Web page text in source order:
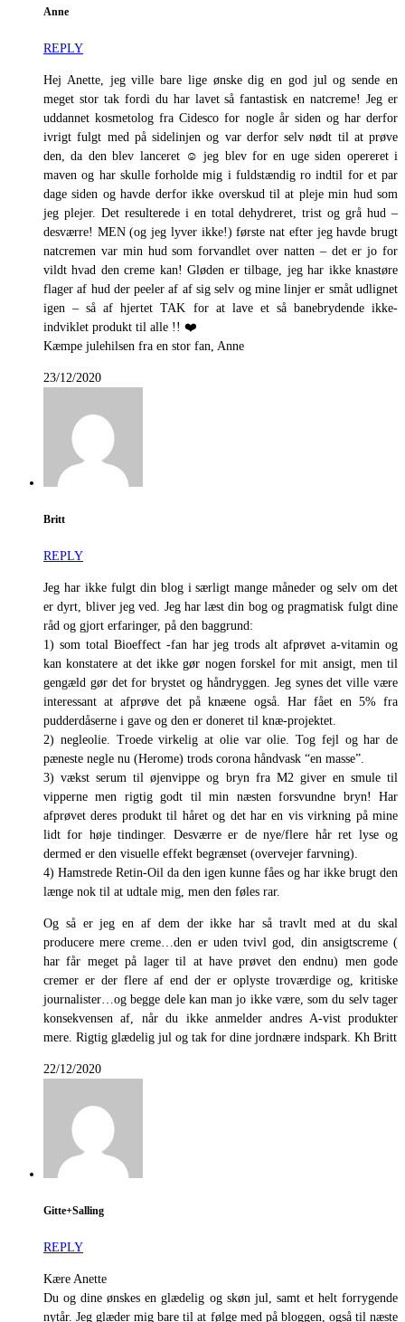
Anne
REPLY
Hej Anette, jeg ville bare lige ønske dig en god jul og sende en
meget stor tak fordi du har lavet så fantastisk en natcreme! Jeg er
uddannet kosmetolog fra Cidesco for nogle år siden og har derfor
ivrigt fulgt med på sidelinjen og var derfor selv nødt til at prøve
den, da den blev lanceret ☺️ jeg blev for en uge siden opereret i
maven og har skulle forholde mig i fuldstændig ro indtil for et par
dage siden og havde derfor ikke overskud til at pleje min hud som
jeg plejer. Det resulterede i en total dehydreret, trist og grå hud –
desværre! MEN (og jeg lyver ikke!) første nat efter jeg havde brugt
natcremen var min hud som forvandlet over natten – det er jo for
vildt hvad den creme kan! Gløden er tilbage, jeg har ikke knastøre
flager af hud der peeler af af sig selv og mine linjer er småt udlignet
igen – så af hjertet TAK for at lave et så banebrydende ikke-
indviklet produkt til alle !! ❤️
Kæmpe julehilsen fra en stor fan, Anne
23/12/2020
Britt
REPLY
Jeg har ikke fulgt din blog i særligt mange måneder og selv om det
er dyrt, bliver jeg ved. Jeg har læst din bog og pragmatisk fulgt dine
råd og gjort erfaringer, på den baggrund:
1) som total Bioeffect -fan har jeg trods alt afprøvet a-vitamin og
kan konstatere at det ikke gør nogen forskel for mit ansigt, men til
gengæld gør det for brystet og håndryggen. Jeg synes det ville være
interessant at afprøve det på knæene også. Har fået en 5% fra
pudderdåserne i gave og den er doneret til knæ-projektet.
2) negleolie. Troede virkelig at olie var olie. Tog fejl og har de
pæneste negle nu (Herome) trods corona håndvask “en masse”.
3) vækst serum til øjenvippe og bryn fra M2 giver en smule til
vipperne men rigtig godt til min næsten forsvundne bryn! Har
afprøvet deres produkt til håret og det har en vis virkning på mine
lidt for høje tindinger. Desværre er de nye/flere hår ret lyse og
dermed er den visuelle effekt begrænset (overvejer farvning).
4) Hamstrede Retin-Oil da den igen kunne fåes og har ikke brugt den
længe nok til at udtale mig, men den føles rar.
Og så er jeg en af dem der ikke har så travlt med at du skal
producere mere creme…den er uden tvivl god, din ansigtscreme (
har får meget på lager til at have prøvet den endnu) men gode
cremer er der flere af end der er oplyste troværdige og, kritiske
journalister…og begge dele kan man jo ikke være, som du selv tager
konsekvensen af, når du ikke anmelder andres A-vist produkter
mere. Rigtig glædelig jul og tak for dine jordnære indspark. Kh Britt
22/12/2020
Gitte+Salling
REPLY
Kære Anette
Du og dine ønskes en glædelig og skøn jul, samt et helt forrygende
nytår. Jeg glæder mig bare til at følge med på bloggen, også til næste